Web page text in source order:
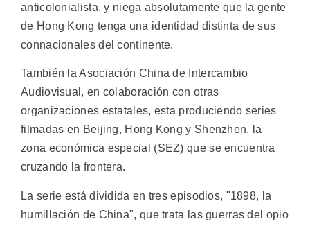
anticolonialista, y niega absolutamente que la gente
de Hong Kong tenga una identidad distinta de sus
connacionales del continente.
También la Asociación China de Intercambio
Audiovisual, en colaboración con otras
organizaciones estatales, esta produciendo series
filmadas en Beijing, Hong Kong y Shenzhen, la
zona económica especial (SEZ) que se encuentra
cruzando la frontera.
La serie está dividida en tres episodios, "1898, la
humillación de China", que trata las guerras del opio